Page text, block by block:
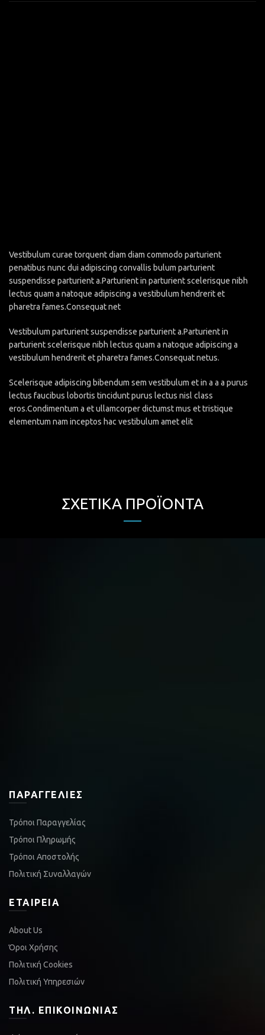
Vestibulum curae torquent diam diam commodo parturient
penatibus nunc dui adipiscing convallis bulum parturient
suspendisse parturient a.Parturient in parturient scelerisque nibh
lectus quam a natoque adipiscing a vestibulum hendrerit et
pharetra fames.Consequat net
Vestibulum parturient suspendisse parturient a.Parturient in
parturient scelerisque nibh lectus quam a natoque adipiscing a
vestibulum hendrerit et pharetra fames.Consequat netus.
Scelerisque adipiscing bibendum sem vestibulum et in a a a purus
lectus faucibus lobortis tincidunt purus lectus nisl class
eros.Condimentum a et ullamcorper dictumst mus et tristique
elementum nam inceptos hac vestibulum amet elit
ΣΧΕΤΙΚΆ ΠΡΟΪΌΝΤΑ
ΠΑΡΑΓΓΕΛΊΕΣ
Τρόποι Παραγγελίας
Τρόποι Πληρωμής
Τρόποι Αποστολής
Πολιτική Συναλλαγών
ΕΤΑΙΡΕΊΑ
About Us
Όροι Χρήσης
Πολιτική Cookies
Πολιτική Υπηρεσιών
ΤΗΛ. ΕΠΙΚΟΙΝΩΝΊΑΣ